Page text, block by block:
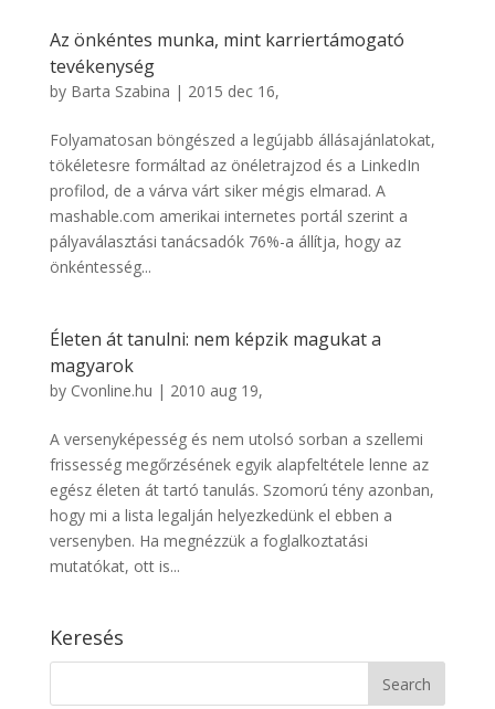
Az önkéntes munka, mint karriertámogató
tevékenység
by Barta Szabina | 2015 dec 16,
Folyamatosan böngészed a legújabb állásajánlatokat,
tökéletesre formáltad az önéletrajzod és a LinkedIn
profilod, de a várva várt siker mégis elmarad. A
mashable.com amerikai internetes portál szerint a
pályaválasztási tanácsadók 76%-a állítja, hogy az
önkéntesség...
Életen át tanulni: nem képzik magukat a
magyarok
by Cvonline.hu | 2010 aug 19,
A versenyképesség és nem utolsó sorban a szellemi
frissesség megőrzésének egyik alapfeltétele lenne az
egész életen át tartó tanulás. Szomorú tény azonban,
hogy mi a lista legalján helyezkedünk el ebben a
versenyben. Ha megnézzük a foglalkoztatási
mutatókat, ott is...
Keresés